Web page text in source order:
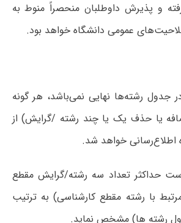
و پذیرش داوطلبان منحصراً منوط به
عمومی دانشگاه خواهد بود.
جدول رشته‌ها نهایی نمی‌باشد، هر گونه
یا حذف یک یا چند رشته /گرایش) از
خواهد شد.
حداکثر تعداد سه رشته/گرایش مقطع
با رشته مقطع کارشناسی) به ترتیب
رشته ها) مشخص نماید.